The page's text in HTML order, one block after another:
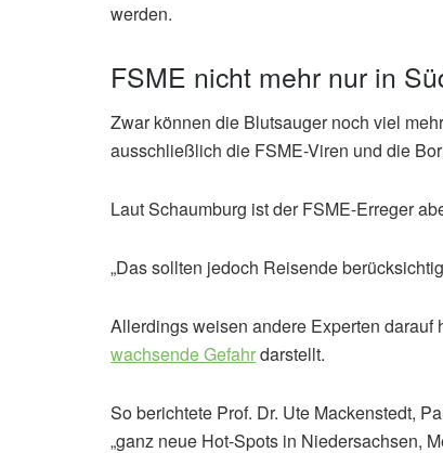
werden.
FSME nicht mehr nur in
Zwar können die Blutsauger noch viel
ausschließlich die FSME-Viren und die
Laut Schaumburg ist der FSME-Erreger
„Das sollten jedoch Reisende
Allerdings weisen andere Experten darauf
wachsende Gefahrdarstellt.
So berichtete Prof. Dr. Ute Mackenstedt,
„ganz neue Hot-Spots in Niedersachsen,